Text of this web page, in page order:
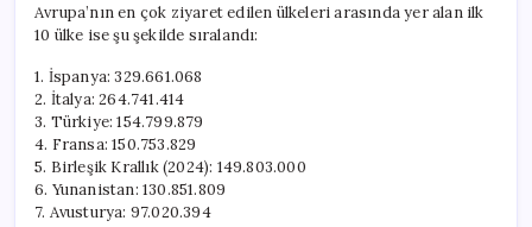
Avrupa’nın en çok ziyaret edilen ülkeleri arasında yer alan ilk
10 ülke ise şu şekilde sıralandı:
1. İspanya: 329.661.068
2. İtalya: 264.741.414
3. Türkiye: 154.799.879
4. Fransa: 150.753.829
5. Birleşik Krallık (2024): 149.803.000
6. Yunanistan: 130.851.809
7. Avusturya: 97.020.394